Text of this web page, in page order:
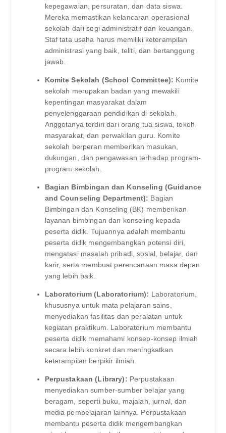
kepegawaian, persuratan, dan data siswa.
Mereka memastikan kelancaran operasional
sekolah dari segi administratif dan keuangan.
Staf tata usaha harus memiliki keterampilan
administrasi yang baik, teliti, dan bertanggung
jawab.
Komite Sekolah (School Committee): Komite
sekolah merupakan badan yang mewakili
kepentingan masyarakat dalam
penyelenggaraan pendidikan di sekolah.
Anggotanya terdiri dari orang tua siswa, tokoh
masyarakat, dan perwakilan guru. Komite
sekolah berperan memberikan masukan,
dukungan, dan pengawasan terhadap program-
program sekolah.
Bagian Bimbingan dan Konseling (Guidance
and Counseling Department): Bagian
Bimbingan dan Konseling (BK) memberikan
layanan bimbingan dan konseling kepada
peserta didik. Tujuannya adalah membantu
peserta didik mengembangkan potensi diri,
mengatasi masalah pribadi, sosial, belajar, dan
karir, serta membuat perencanaan masa depan
yang lebih baik.
Laboratorium (Laboratorium): Laboratorium,
khususnya untuk mata pelajaran sains,
menyediakan fasilitas dan peralatan untuk
kegiatan praktikum. Laboratorium membantu
peserta didik memahami konsep-konsep ilmiah
secara lebih konkret dan meningkatkan
keterampilan berpikir ilmiah.
Perpustakaan (Library): Perpustakaan
menyediakan sumber-sumber belajar yang
beragam, seperti buku, majalah, jurnal, dan
media pembelajaran lainnya. Perpustakaan
membantu peserta didik mengembangkan